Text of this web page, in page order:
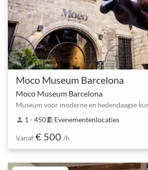
Moco Museum Barcelona
Moco Museum Barcelona
person 1 - 450meeting_room Evenementenlocaties
Vanaf € 500 /h